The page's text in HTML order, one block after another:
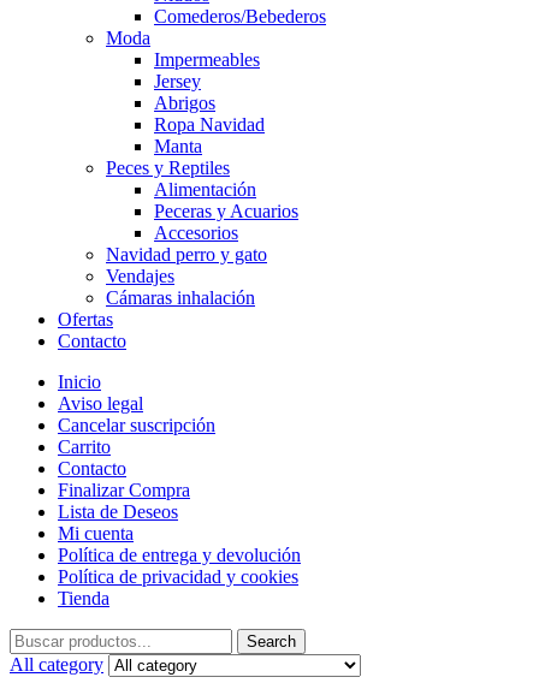
Comederos/Bebederos
Moda
Impermeables
Jersey
Abrigos
Ropa Navidad
Manta
Peces y Reptiles
Alimentación
Peceras y Acuarios
Accesorios
Navidad perro y gato
Vendajes
Cámaras inhalación
Ofertas
Contacto
Inicio
Aviso legal
Cancelar suscripción
Carrito
Contacto
Finalizar Compra
Lista de Deseos
Mi cuenta
Política de entrega y devolución
Política de privacidad y cookies
Tienda
Search
All category